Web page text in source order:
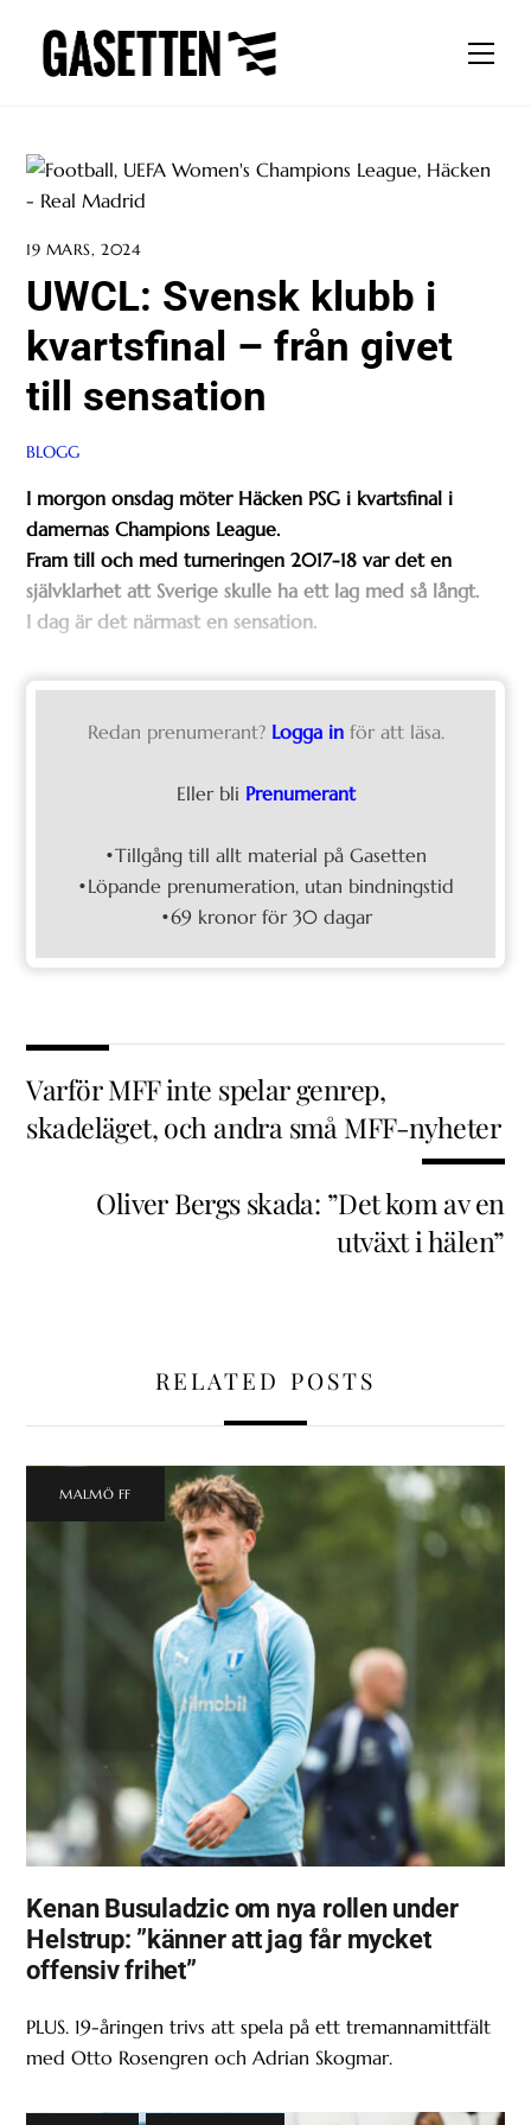
content
19 MARS, 2024
UWCL: Svensk klubb i
kvartsfinal – från givet
till sensation
BLOGG
I morgon onsdag möter Häcken PSG i kvartsfinal i
damernas Champions League.
Fram till och med turneringen 2017-18 var det en
självklarhet att Sverige skulle ha ett lag med så långt.
I dag är det närmast en sensation.
Redan prenumerant? Logga in för att läsa.
Eller bli Prenumerant
•Tillgång till allt material på Gasetten
•Löpande prenumeration, utan bindningstid
•69 kronor för 30 dagar
Varför MFF inte spelar genrep,
skadeläget, och andra små MFF-nyheter
Oliver Bergs skada: ”Det kom av en
utväxt i hälen”
RELATED POSTS
MALMÖ FF
Kenan Busuladzic om nya rollen under
Helstrup: ”känner att jag får mycket
offensiv frihet”
PLUS. 19-åringen trivs att spela på ett tremannamittfält
med Otto Rosengren och Adrian Skogmar.